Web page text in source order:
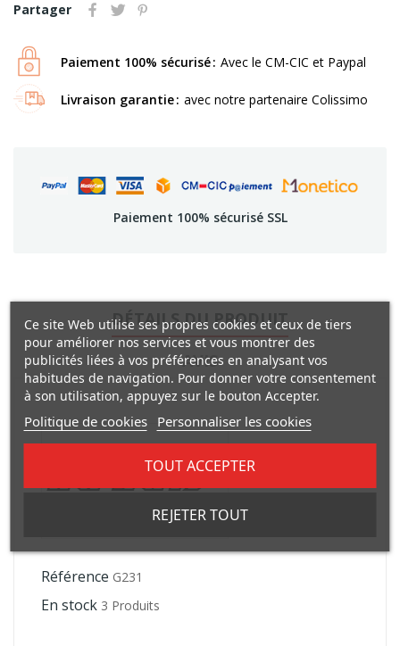
Partager
Paiement 100% sécurisé Avec le CM-CIC et Paypal
Livraison garantie avec notre partenaire Colissimo
Paiement 100% sécurisé SSL
DÉTAILS DU PRODUIT
AVIS
Référence G231
En stock 3 Produits
Ce site Web utilise ses propres cookies et ceux de tiers
pour améliorer nos services et vous montrer des
publicités liées à vos préférences en analysant vos
habitudes de navigation. Pour donner votre consentement
à son utilisation, appuyez sur le bouton Accepter.
Politique de cookies Personnaliser les cookies
REJETER TOUT
TOUT ACCEPTER